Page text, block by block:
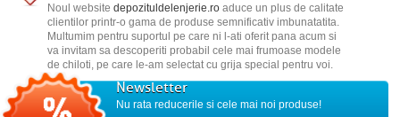
Noul website depozituldelenjerie.roaduce un plus de calitate
clientilor printr-o gama de produse semnificativ imbunatatita.
Multumim pentru suportul pe care ni l-ati oferit pana acum si
va invitam sa descoperiti probabil cele mai frumoase modele
de chiloti, pe care le-am selectat cu grija special pentru voi.
Newsletter
Nu rata reducerile si cele mai noi produse!